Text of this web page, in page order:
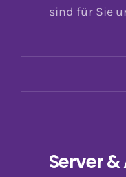
sind für Sie
Server